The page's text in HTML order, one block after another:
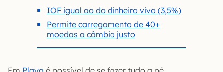
IOF igual ao do dinheiro vivo (3,5%)
Permite carregamento de 40+
moedas a câmbio justo